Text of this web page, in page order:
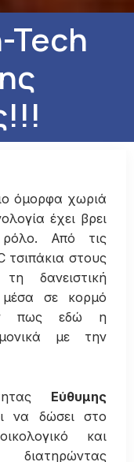
Tech
όμορφα χωριά
έχει βρει
ρόλο. Από τις
τσιπάκια στους
δανειστική
μέσα σε κορμό
πως εδώ η
με την
Εύθυμης
να δώσει στο
και
διατηρώντας